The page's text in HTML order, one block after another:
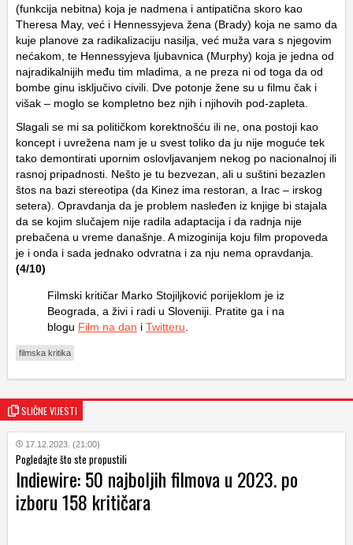
(funkcija nebitna) koja je nadmena i antipatična skoro kao
Theresa May, već i Hennessyjeva žena (Brady) koja ne samo da
kuje planove za radikalizaciju nasilja, već muža vara s njegovim
nećakom, te Hennessyjeva ljubavnica (Murphy) koja je jedna od
najradikalnijih među tim mladima, a ne preza ni od toga da od
bombe ginu isključivo civili. Dve potonje žene su u filmu čak i
višak – moglo se kompletno bez njih i njihovih pod-zapleta.
Slagali se mi sa političkom korektnošću ili ne, ona postoji kao
koncept i uvrežena nam je u svest toliko da ju nije moguće tek
tako demontirati upornim oslovljavanjem nekog po nacionalnoj ili
rasnoj pripadnosti. Nešto je tu bezvezan, ali u suštini bezazlen
štos na bazi stereotipa (da Kinez ima restoran, a Irac – irskog
setera). Opravdanja da je problem nasleđen iz knjige bi stajala
da se kojim slučajem nije radila adaptacija i da radnja nije
prebačena u vreme današnje. A mizoginija koju film propoveda
je i onda i sada jednako odvratna i za nju nema opravdanja.
(4/10)
Filmski kritičar Marko Stojiljković porijeklom je iz
Beograda, a živi i radi u Sloveniji. Pratite ga i na
blogu Film na dan i Twitteru
filmska kritika
SLIČNE VIJESTI
17.12.2023. (21:00)
Pogledajte što ste propustili
Indiewire: 50 najboljih filmova u 2023. po
izboru 158 kritičara